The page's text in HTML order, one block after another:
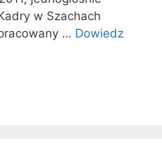
w Szachach
… Dowiedz